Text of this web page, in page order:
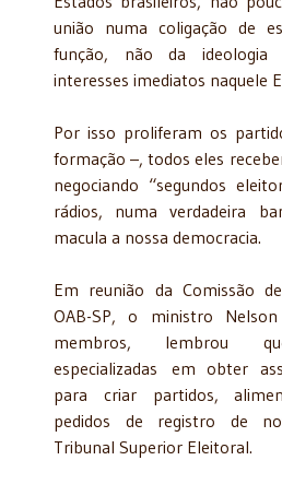
união numa coligação de
função, não da ideologia
interesses imediatos naquele
Por isso proliferam os
formação –, todos eles
negociando “segundos
rádios, numa verdadeira
macula a nossa democracia.
Em reunião da Comissão
OAB-SP, o ministro
membros, lembrou
especializadas em obter
para criar partidos,
pedidos de registro de
Tribunal Superior Eleitoral.